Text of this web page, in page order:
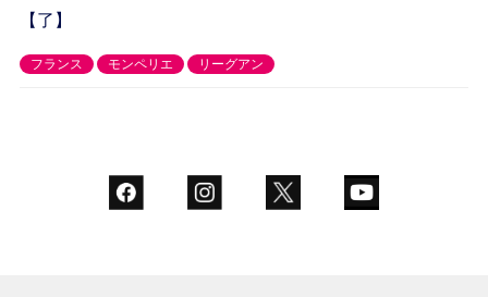
【了】
フランス モンペリエ リーグアン